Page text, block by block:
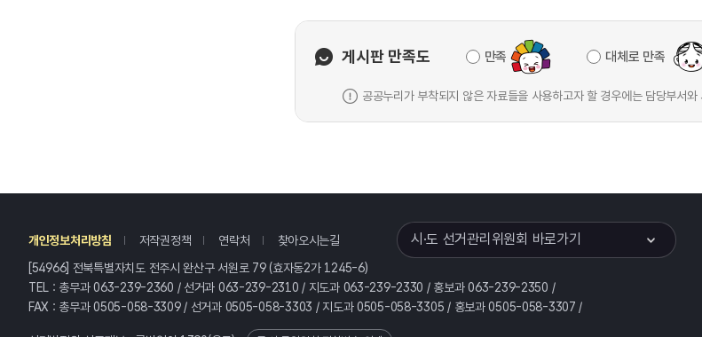
게시판 만족도 만족 대체로 만족
공공누리가 부착되지 않은 자료들을 사용하고자 할 경우에는 담당부서
개인정보처리방침 저작권정책 연락처 찾아오시는길 시·도 선거관리위원회 바로가기
[54966] 전북특별자치도 전주시 완산구 서원로 79 (효자동2가 1245-6)
TEL : 총무과 063-239-2360 / 선거과 063-239-2310 / 지도과 063-239-2330 / 홍보과 063-239-2350 /
FAX : 총무과 0505-058-3309 / 선거과 0505-058-3303 / 지도과 0505-058-3305 / 홍보과 0505-058-3307 /